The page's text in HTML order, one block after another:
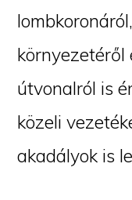
környezetéről
útvonalról is
közeli
akadályok is